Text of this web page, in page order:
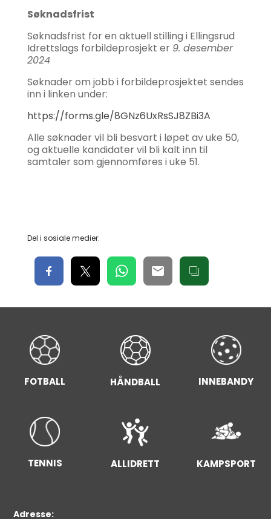
Søknadsfrist
Søknadsfrist for en aktuell stilling i Ellingsrud
Idrettslags forbildeprosjekt er 9. desember
2024
Søknader om jobb i forbildeprosjektet sendes
inn i linken under:
https://forms.gle/8GNz6UxRsSJ8ZBi3A
Alle søknader vil bli besvart i løpet av uke 50,
og aktuelle kandidater vil bli kalt inn til
samtaler som gjennomføres i uke 51.
Del i sosiale medier:
FOTBALL HÅNDBALL INNEBANDY
TENNIS ALLIDRETT KAMPSPORT
Adresse: